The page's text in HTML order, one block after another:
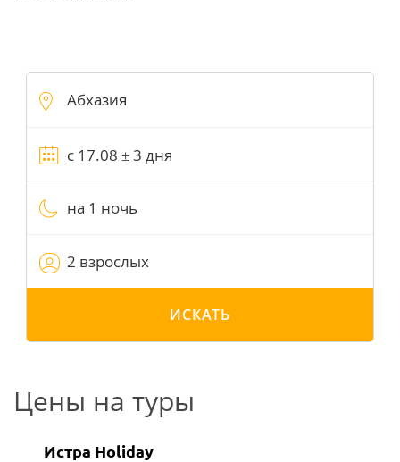
на 1 ночь
2 взрослых
ИСКАТЬ
Цены на туры
Истра Holiday